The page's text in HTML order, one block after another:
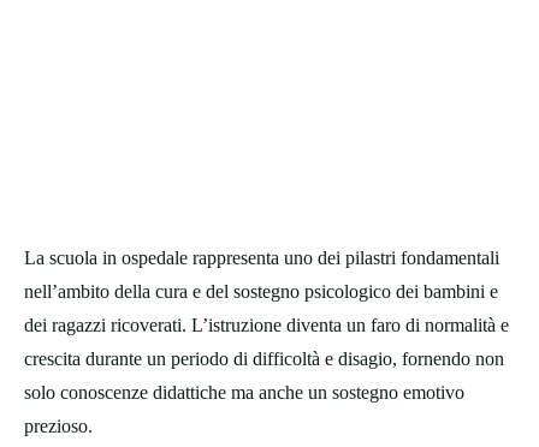
La scuola in ospedale rappresenta uno dei pilastri fondamentali
nell’ambito della cura e del sostegno psicologico dei bambini e
dei ragazzi ricoverati. L’istruzione diventa un faro di normalità e
crescita durante un periodo di difficoltà e disagio, fornendo non
solo conoscenze didattiche ma anche un sostegno emotivo
prezioso.